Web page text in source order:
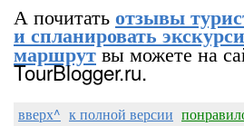
А почитатьотзывы
и спланировать
маршрутвы можете на
TourBlogger.ru.
вверх^ к полной версии